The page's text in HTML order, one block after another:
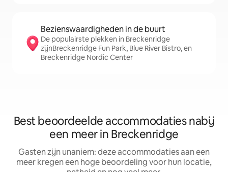
Bezienswaardigheden in de buurt
De populairste plekken in Breckenridge
zijnBreckenridge Fun Park, Blue River Bistro, en
Breckenridge Nordic Center
Best beoordeelde accommodaties nabij
een meer in Breckenridge
Gasten zijn unaniem: deze accommodaties aan een
meer kregen een hoge beoordeling voor hun locatie,